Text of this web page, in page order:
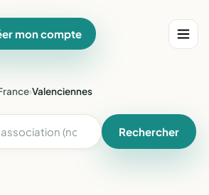
mon compte
›Valenciennes
Rechercher